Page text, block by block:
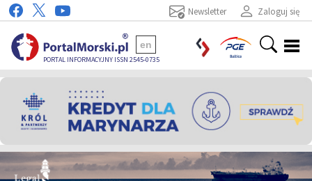
Zaloguj się
Newsletter
PORTAL INFORMACYJNY ISSN 2545-0735
en